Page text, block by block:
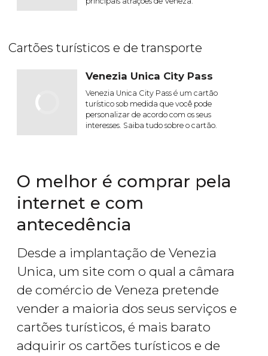
Cartões turísticos e de transporte
Venezia Unica City Pass
Venezia Unica City Pass é um cartão
turístico sob medida que você pode
personalizar de acordo com os seus
interesses. Saiba tudo sobre o cartão.
O melhor é comprar pela
internet e com
antecedência
Desde a implantação de Venezia
Unica, um site com o qual a câmara
de comércio de Veneza pretende
vender a maioria dos seus serviços e
cartões turísticos, é mais barato
adquirir os cartões turísticos e de